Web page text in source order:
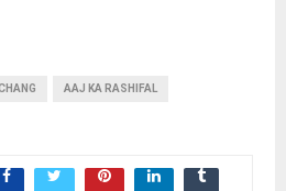
AAJ KA RASHIFAL